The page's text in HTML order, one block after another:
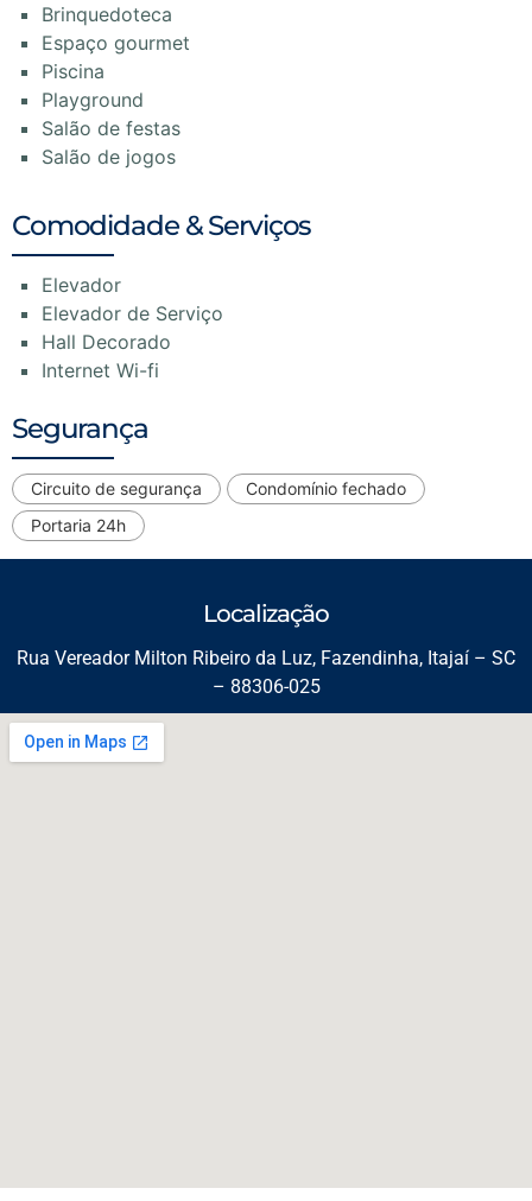
Brinquedoteca
Espaço gourmet
Piscina
Playground
Salão de festas
Salão de jogos
Comodidade & Serviços
Elevador
Elevador de Serviço
Hall Decorado
Internet Wi-fi
Segurança
Circuito de segurança
Condomínio fechado
Portaria 24h
Localização
Rua Vereador Milton Ribeiro da Luz, Fazendinha, Itajaí – SC
– 88306-025